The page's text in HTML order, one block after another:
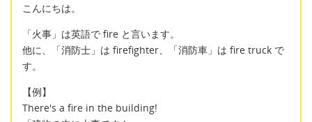
こんにちは。
「火事」は英語で fire と言います。
他に、「消防士」は firefighter、「消防車」は fire truck で
す。
【例】
There's a fire in the building!